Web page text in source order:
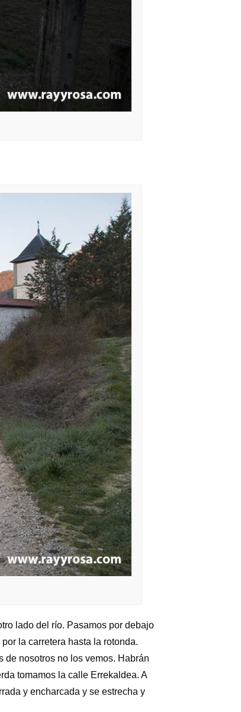
lado del río. Pasamos por debajo
la carretera hasta la rotonda.
de nosotros no los vemos. Habrán
tomamos la calle Errekaldea. A
y encharcada y se estrecha y